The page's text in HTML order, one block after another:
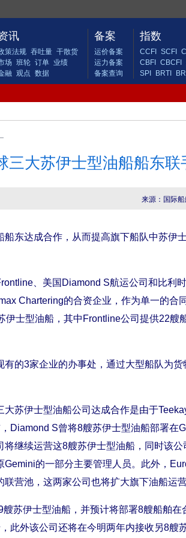
讯
策法规 吞吐量 干散货
场 班轮 订单 业绩
融 观点 数据
备案
运价备案
运力备案
备案查询
指数
CCFI SCFI
CBFI
CBCFI
SPI
BRTI
三大苏伊士型油船船东联
来源：国际船
东达成合作，从而提高旗下船队中苏伊
、美国Diamond S航运公司和比利
Chartering的合资企业，作为单一的合
伊士型油船，其中Frontline公司提供22艘
3家企业的办事处，通过大型船队为货
伊士型油船公司达成合作是由于
Diamond S曾将8艘苏伊士型油船部署在
将继续运营这8艘苏伊士型油船，同时该
Gemini的一部分主要管理人员。此外，
营池，这两家公司也将扩大旗下油船运营
伊士型油船，并预计将部署8艘船舶在
此外该公司还将在今明两年内接收另8艘